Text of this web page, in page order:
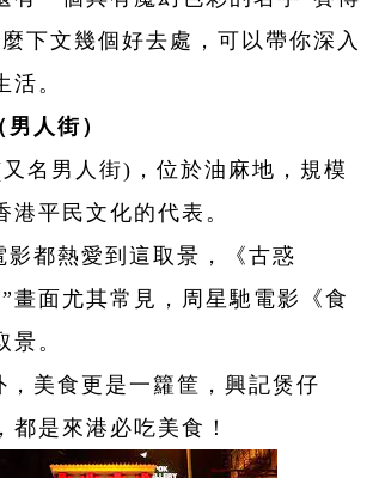
下文幾個好去處，可以帶你深入
活。
人街）
名男人街)，位於油麻地，規模
港平民文化的代表。
影都熱愛到這取景，《古惑
畫面尤其常見，周星馳電影《食
景。
，美食更是一籮筐，興記煲仔
都是來港必吃美食！